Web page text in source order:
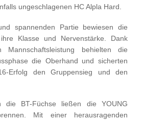
ungeschlagenen HC Alpla Hard.
spannenden Partie bewiesen die
Klasse und Nervenstärke. Dank
Mannschaftsleistung behielten die
die Oberhand und sicherten
Erfolg den Gruppensieg und den
die BT-Füchse ließen die YOUNG
Mit einer herausragenden